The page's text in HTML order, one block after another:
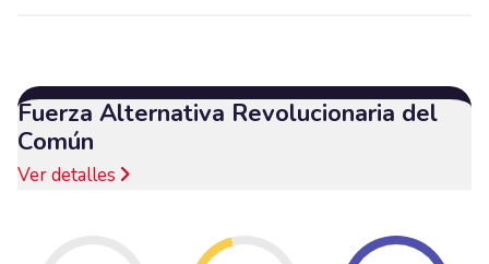
Fuerza Alternativa Revolucionaria del
Común
Ver detalles